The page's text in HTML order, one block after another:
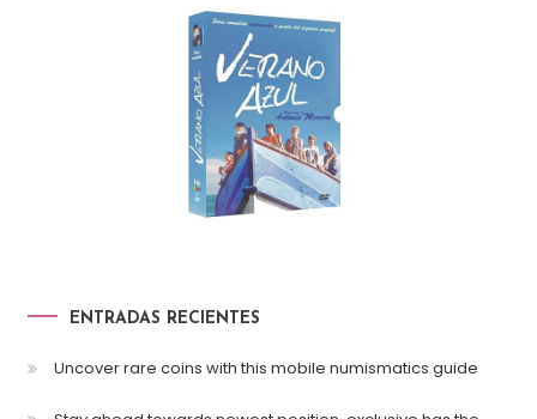
ENTRADAS RECIENTES
Uncover rare coins with this mobile numismatics guide